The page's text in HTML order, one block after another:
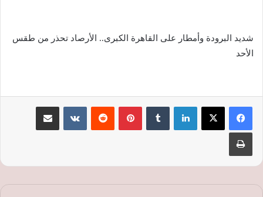
شديد البرودة وأمطار على القاهرة الكبرى.. الأرصاد تحذر من طقس
الأحد
لينكدإن بينتيريست